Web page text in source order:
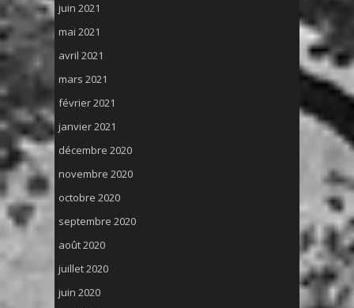
juin 2021
mai 2021
avril 2021
mars 2021
février 2021
janvier 2021
décembre 2020
novembre 2020
octobre 2020
septembre 2020
août 2020
juillet 2020
juin 2020